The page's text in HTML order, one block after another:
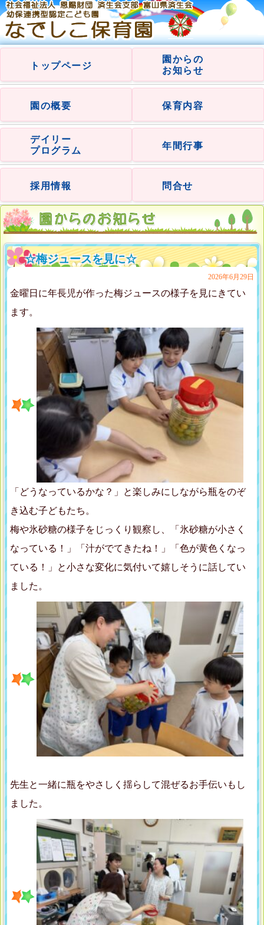
トップページ
園からの
お知らせ
園の概要 保育内容
デイリー
プログラム
年間行事
採用情報 問合せ
☆梅ジュースを見に☆
2026年6月29日
金曜日に年長児が作った梅ジュースの様子を見にきてい
ます。
「どうなっているかな？」と楽しみにしながら瓶をのぞ
き込む子どもたち。
梅や氷砂糖の様子をじっくり観察し、「氷砂糖が小さく
なっている！」「汁がでてきたね！」「色が黄色くなっ
ている！」と小さな変化に気付いて嬉しそうに話してい
ました。
先生と一緒に瓶をやさしく揺らして混ぜるお手伝いもし
ました。